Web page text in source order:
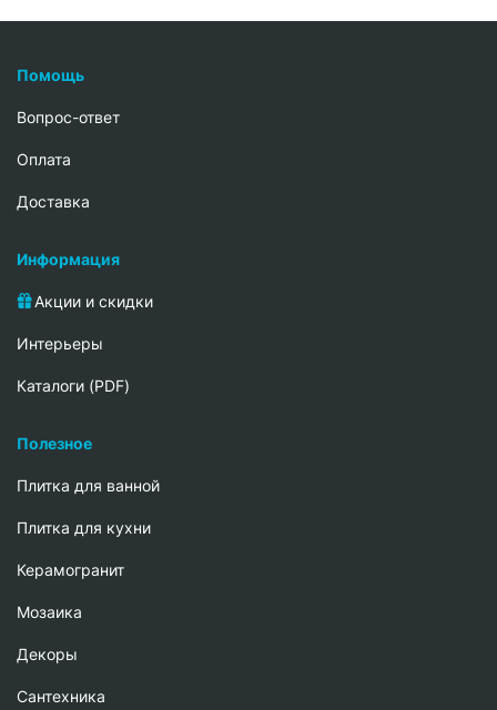
Помощь
Вопрос-ответ
Oплата
Доставка
Информация
Акции и скидки
Интерьеры
Каталоги (PDF)
Полезное
Плитка для ванной
Плитка для кухни
Керамогранит
Мозаика
Декоры
Сантехника